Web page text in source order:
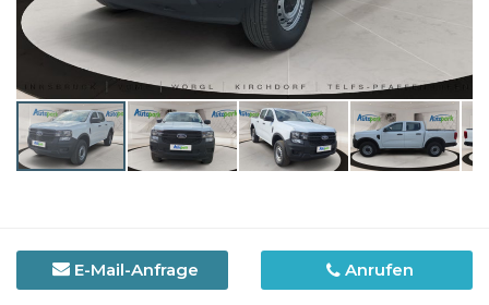
E-Mail-Anfrage Anrufen